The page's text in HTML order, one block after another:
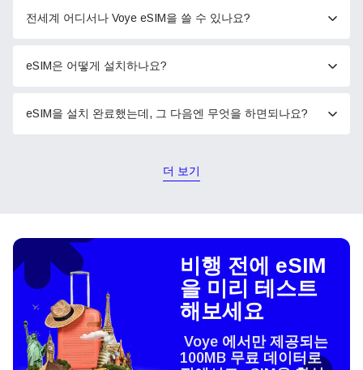
전세계 어디서나 Voye eSIM을 쓸 수 있나요?
eSIM은 어떻게 설치하나요?
eSIM을 설치 완료했는데, 그 다음엔 무엇을 하면되나요?
더 보기
비행 전에 eSIM
을 미리 테스트
해보세요
Voye 에서만 제공되는
100MB 무료 데이터로